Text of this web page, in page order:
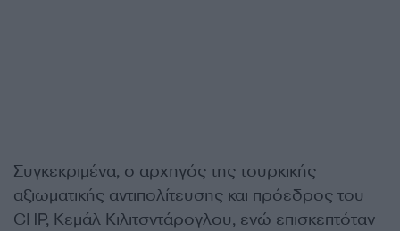
Συγκεκριμένα, ο αρχηγός της τουρκικής
αξιωματικής αντιπολίτευσης και πρόεδρος του
CHP, Κεμάλ Κιλιτσντάρογλου, ενώ επισκεπτόταν